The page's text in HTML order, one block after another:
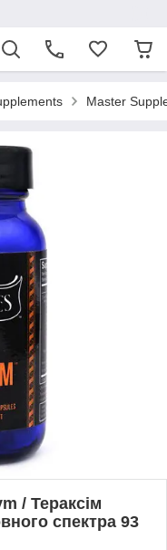
Master
/ Тераксім
спектра 93